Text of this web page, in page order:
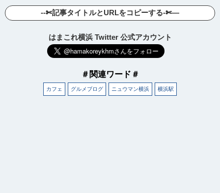
--✄記事タイトルとURLをコピーする-✄—
はまこれ横浜 Twitter 公式アカウント
＃関連ワード＃
カフェ グルメブログ ニュウマン横浜 横浜駅